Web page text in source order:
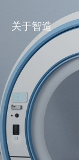
关于智造